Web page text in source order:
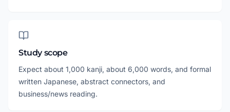
Study scope
Expect about 1,000 kanji, about 6,000 words, and formal
written Japanese, abstract connectors, and
business/news reading.